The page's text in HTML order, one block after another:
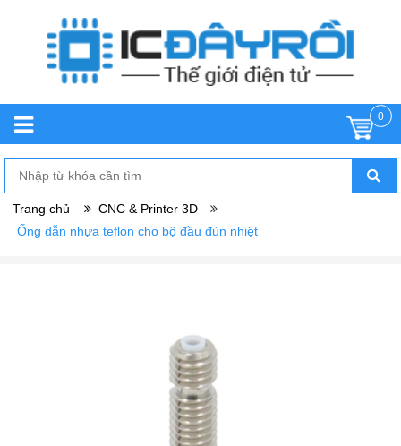
0
Trang chủ
CNC & Printer 3D
Ống dẫn nhựa teflon cho bộ đầu đùn nhiệt